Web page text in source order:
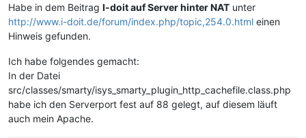
Habe in dem Beitrag I-doit auf Server hinter NAT unter
http://www.i-doit.de/forum/index.php/topic,254.0.html einen
Hinweis gefunden.
Ich habe folgendes gemacht:
In der Datei
src/classes/smarty/isys_smarty_plugin_http_cachefile.class.php
habe ich den Serverport fest auf 88 gelegt, auf diesem läuft
auch mein Apache.